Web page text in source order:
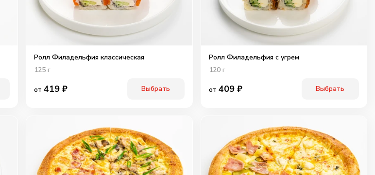
Ролл Филадельфия классическая
125 г
от419₽ Выбрать
Ролл Филадельфия с угрем
120г
от 409 ₽ Выбрать